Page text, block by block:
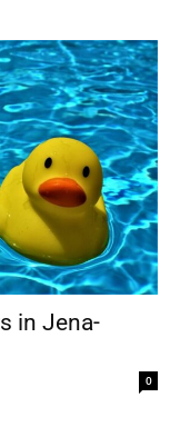
in Jena-
0